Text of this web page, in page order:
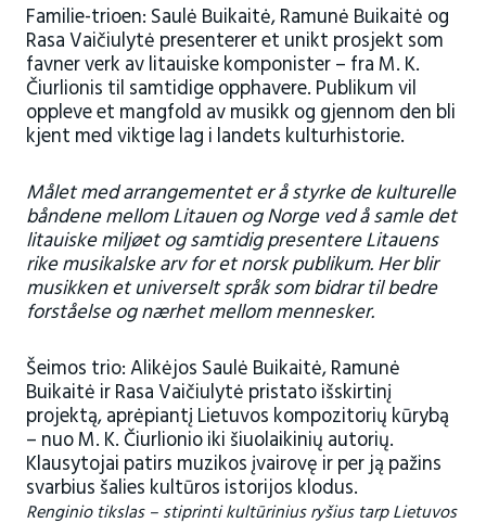
Familie-trioen: Saulė Buikaitė, Ramunė Buikaitė og
Rasa Vaičiulytė presenterer et unikt prosjekt som
favner verk av litauiske komponister – fra M. K.
Čiurlionis til samtidige opphavere. Publikum vil
oppleve et mangfold av musikk og gjennom den bli
kjent med viktige lag i landets kulturhistorie.
Målet med arrangementet er å styrke de kulturelle
båndene mellom Litauen og Norge ved å samle det
litauiske miljøet og samtidig presentere Litauens
rike musikalske arv for et norsk publikum. Her blir
musikken et universelt språk som bidrar til bedre
forståelse og nærhet mellom mennesker.
Šeimos trio: Alikėjos Saulė Buikaitė, Ramunė
Buikaitė ir Rasa Vaičiulytė pristato išskirtinį
projektą, aprėpiantį Lietuvos kompozitorių kūrybą
– nuo M. K. Čiurlionio iki šiuolaikinių autorių.
Klausytojai patirs muzikos įvairovę ir per ją pažins
svarbius šalies kultūros istorijos klodus.
Renginio tikslas – stiprinti kultūrinius ryšius tarp Lietuvos